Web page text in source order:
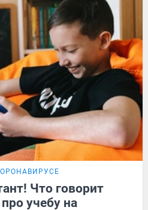
Что говорит
учебу на